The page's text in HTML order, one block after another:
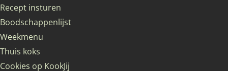
Recept insturen
Boodschappenlijst
Weekmenu
Thuis koks
Cookies op KookJij